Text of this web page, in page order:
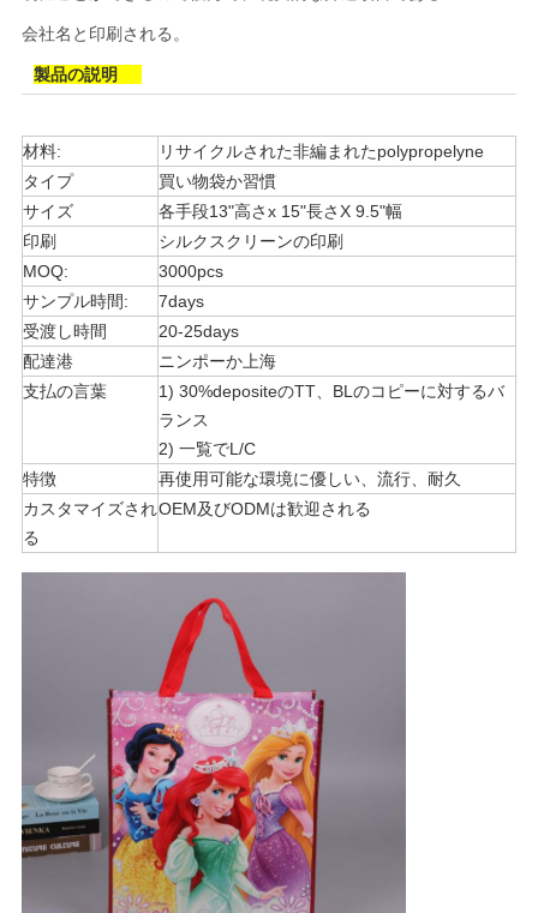
引
用
を
要
求
し
な
さ
地
図
POLICY
会社名と印刷される。
製品の説明
材料:
リサイクルされた非編まれたpolypropelyne
タイプ
買い物袋か習慣
サイズ
各手段13"高さx 15"長さX 9.5"幅
印刷
シルクスクリーンの印刷
MOQ:
3000pcs
サンプル時間:
7days
受渡し時間
20-25days
配達港
ニンポーか上海
支払の言葉
1) 30%depositeのTT、BLのコピーに対するバ
ランス
2) 一覧でL/C
特徴
再使用可能な環境に優しい、流行、耐久
カスタマイズされ
る
OEM及びODMは歓迎される